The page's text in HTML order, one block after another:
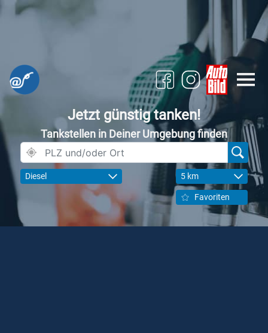
Jetzt günstig tanken!
Tankstellen in Deiner Umgebung finden
Diesel 5 km
Favoriten